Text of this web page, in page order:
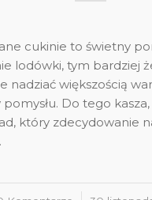
cukinie to świetny
lodówki, tym bardziej
nadziać większością
Do tego
który zdecydowanie